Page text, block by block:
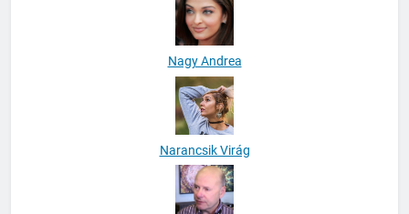
Nagy Andrea
Narancsik Virág